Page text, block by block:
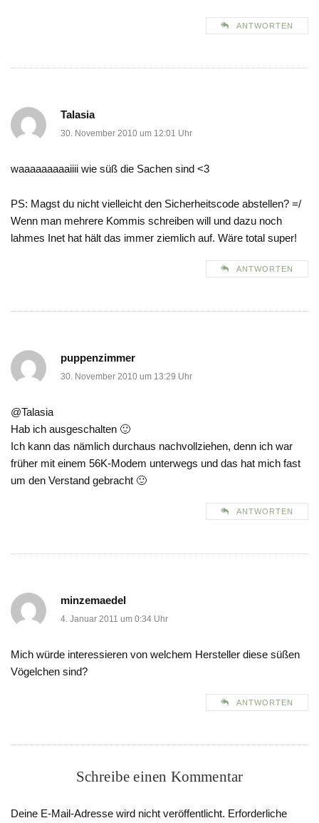
ANTWORTEN
Talasia
30. November 2010 um 12:01 Uhr
waaaaaaaaaiiii wie süß die Sachen sind <3
PS: Magst du nicht vielleicht den Sicherheitscode abstellen? =/
Wenn man mehrere Kommis schreiben will und dazu noch
lahmes Inet hat hält das immer ziemlich auf. Wäre total super!
ANTWORTEN
puppenzimmer
30. November 2010 um 13:29 Uhr
@Talasia
Hab ich ausgeschalten 🙂
Ich kann das nämlich durchaus nachvollziehen, denn ich war
früher mit einem 56K-Modem unterwegs und das hat mich fast
um den Verstand gebracht 🙂
ANTWORTEN
minzemaedel
4. Januar 2011 um 0:34 Uhr
Mich würde interessieren von welchem Hersteller diese süßen
Vögelchen sind?
ANTWORTEN
Schreibe einen Kommentar
Deine E-Mail-Adresse wird nicht veröffentlicht. Erforderliche